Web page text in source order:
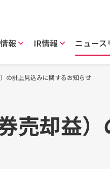
報 IR情報 ニュース
の計上見込みに関するお知らせ
売却益